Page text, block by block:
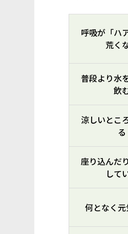
呼吸が「ハ
荒く
普段より水
飲
涼しいとこ
る
座り込んだ
して
何となく